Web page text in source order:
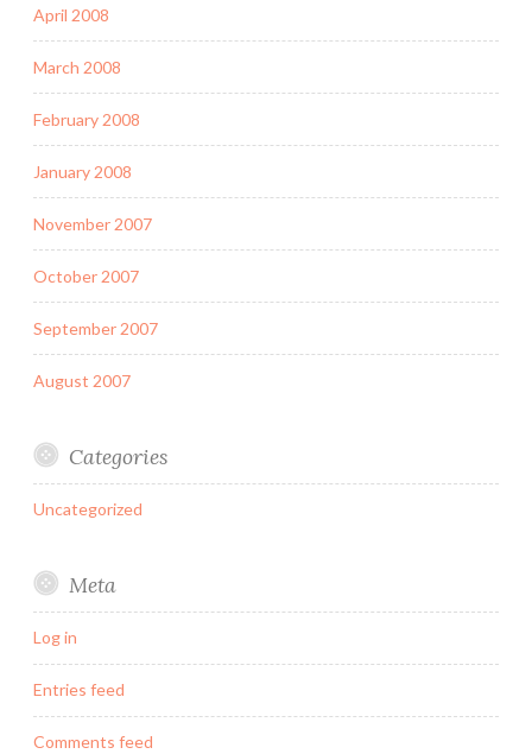
April 2008
March 2008
February 2008
January 2008
November 2007
October 2007
September 2007
August 2007
Categories
Uncategorized
Meta
Log in
Entries feed
Comments feed